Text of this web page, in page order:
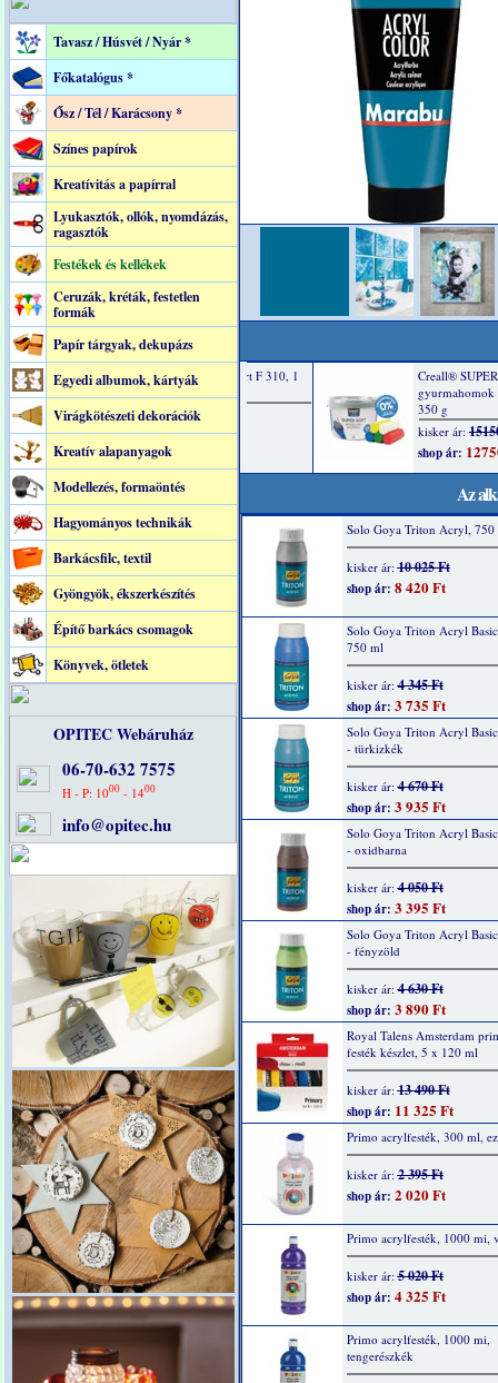
Tavasz / Húsvét / Nyár *
Főkatalógus *
Ősz / Tél / Karácsony *
Színes papírok
Kreatívitás a papírral
Lyukasztók, ollók, nyomdázás,
ragasztók
Festékek és kellékek
Ceruzák, kréták, festetlen
formák
Papír tárgyak, dekupázs
Egyedi albumok, kártyák
Virágkötészeti dekorációk
Kreatív alapanyagok
Modellezés, formaöntés
Hagyományos technikák
Barkácsfilc, textil
Gyöngyök, ékszerkészítés
Építő barkács csomagok
Könyvek, ötletek
OPITEC Webáruház
06-70-632 7575
H - P: 1000 - 1400
info@opitec.hu
Az
Solo Goya Triton Acryl, 750
kisker ár:10 025 Ft
shop ár: 8 420 Ft
Solo Goya Triton Acryl
750 ml
kisker ár:4 345 Ft
shop ár: 3 735 Ft
Solo Goya Triton Acryl
- türkizkék
kisker ár:4 670 Ft
shop ár: 3 935 Ft
Solo Goya Triton Acryl
- oxidbarna
kisker ár:4 050 Ft
shop ár: 3 395 Ft
Solo Goya Triton Acryl
- fényzöld
kisker ár:4 630 Ft
shop ár: 3 890 Ft
Royal Talens Amsterdam
festék készlet, 5 x 120 ml
kisker ár:13 490 Ft
shop ár: 11 325 Ft
Primo acrylfesték, 300 ml,
kisker ár:2 395 Ft
shop ár: 2 020 Ft
Primo acrylfesték, 1000 mi,
kisker ár:5 020 Ft
shop ár: 4 325 Ft
Primo acrylfesték, 1000 mi,
tengerészkék